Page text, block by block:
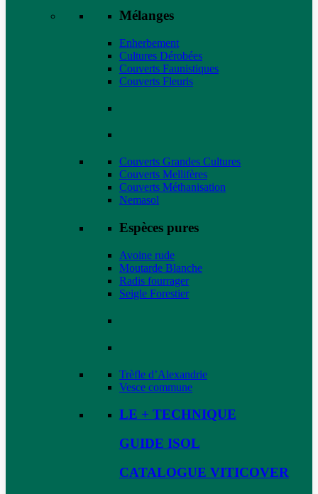
Mélanges
Enherbement
Cultures Dérobées
Couverts Faunistiques
Couverts Fleuris
Couverts Grandes Cultures
Couverts Mellifères
Couverts Méthanisation
Nemasol
Espèces pures
Avoine rude
Moutarde Blanche
Radis fourrager
Seigle Forestier
Trèfle d’Alexandrie
Vesce commune
LE + TECHNIQUE
GUIDE ISOL
CATALOGUE VITICOVER